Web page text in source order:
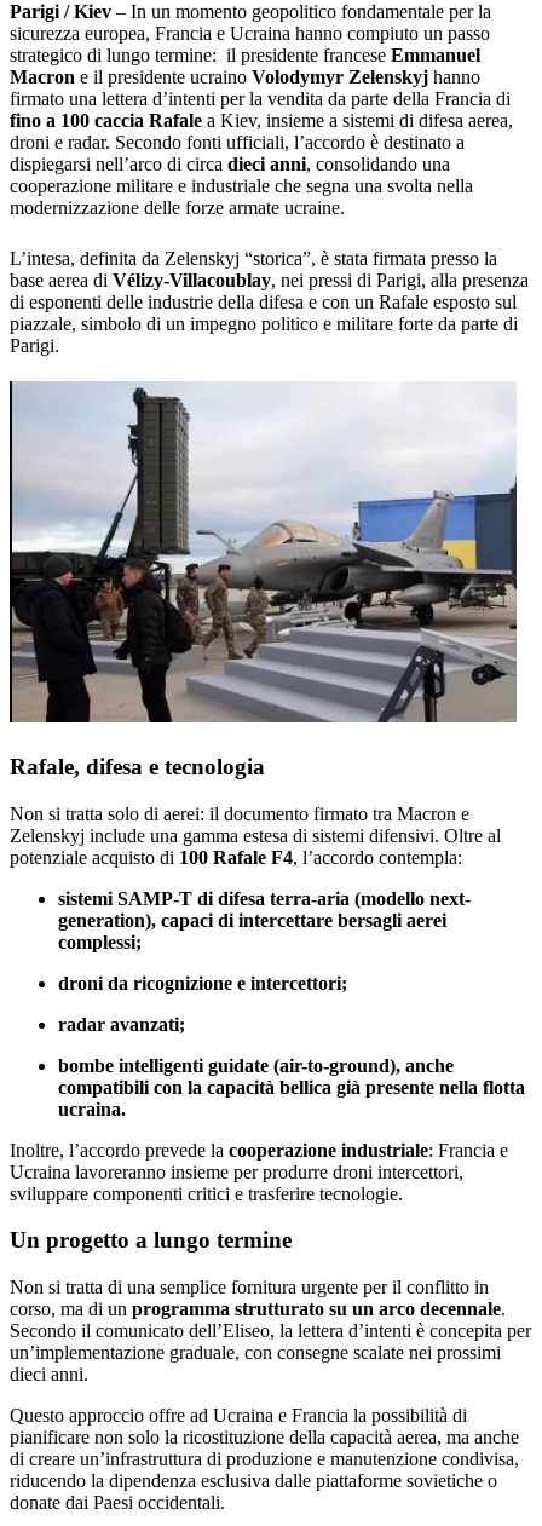
Parigi / Kiev – In un momento geopolitico fondamentale per la
sicurezza europea, Francia e Ucraina hanno compiuto un passo
strategico di lungo termine: il presidente francese Emmanuel
Macron e il presidente ucraino Volodymyr Zelenskyj hanno
firmato una lettera d’intenti per la vendita da parte della Francia di
fino a 100 caccia Rafale a Kiev, insieme a sistemi di difesa aerea,
droni e radar. Secondo fonti ufficiali, l’accordo è destinato a
dispiegarsi nell’arco di circa dieci anni, consolidando una
cooperazione militare e industriale che segna una svolta nella
modernizzazione delle forze armate ucraine.
L’intesa, definita da Zelenskyj “storica”, è stata firmata presso la
base aerea di Vélizy-Villacoublay, nei pressi di Parigi, alla presenza
di esponenti delle industrie della difesa e con un Rafale esposto sul
piazzale, simbolo di un impegno politico e militare forte da parte di
Parigi.
Rafale, difesa e tecnologia
Non si tratta solo di aerei: il documento firmato tra Macron e
Zelenskyj include una gamma estesa di sistemi difensivi. Oltre al
potenziale acquisto di 100 Rafale F4, l’accordo contempla:
sistemi SAMP-T di difesa terra-aria (modello next-
generation), capaci di intercettare bersagli aerei
complessi;
droni da ricognizione e intercettori;
radar avanzati;
bombe intelligenti guidate (air-to-ground), anche
compatibili con la capacità bellica già presente nella flotta
ucraina.
Inoltre, l’accordo prevede la cooperazione industriale: Francia e
Ucraina lavoreranno insieme per produrre droni intercettori,
sviluppare componenti critici e trasferire tecnologie.
Un progetto a lungo termine
Non si tratta di una semplice fornitura urgente per il conflitto in
corso, ma di un programma strutturato su un arco decennale.
Secondo il comunicato dell’Eliseo, la lettera d’intenti è concepita per
un’implementazione graduale, con consegne scalate nei prossimi
dieci anni.
Questo approccio offre ad Ucraina e Francia la possibilità di
pianificare non solo la ricostituzione della capacità aerea, ma anche
di creare un’infrastruttura di produzione e manutenzione condivisa,
riducendo la dipendenza esclusiva dalle piattaforme sovietiche o
donate dai Paesi occidentali.